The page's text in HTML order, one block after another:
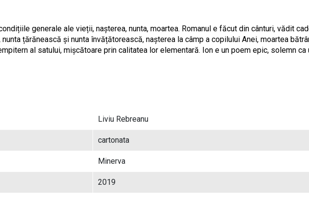
generale ale vieții, nașterea, nunta, moartea. Romanul e făcut din cânturi, vădit
țărănească și nunta învățătorească, nașterea la câmp a copilului Anei, moartea
al satului, mișcătoare prin calitatea lor elementară. Ion e un poem epic, solemn
Liviu Rebreanu
cartonata
Minerva
2019